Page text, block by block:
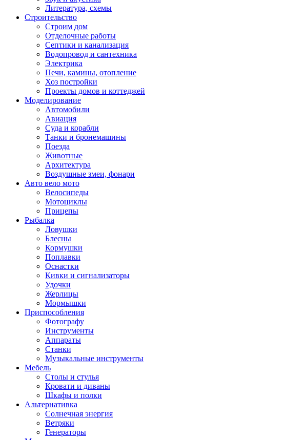
Литература, схемы
Строительство
Строим дом
Отделочные работы
Септики и канализация
Водопровод и сантехника
Электрика
Печи, камины, отопление
Хоз постройки
Проекты домов и коттеджей
Моделирование
Автомобили
Авиация
Суда и корабли
Танки и бронемашины
Поезда
Животные
Архитектура
Воздушные змеи, фонари
Авто вело мото
Велосипеды
Мотоциклы
Прицепы
Рыбалка
Ловушки
Блесны
Кормушки
Поплавки
Оснастки
Кивки и сигнализаторы
Удочки
Жерлицы
Мормышки
Приспособления
Фотографу
Инструменты
Аппараты
Станки
Музыкальные инструменты
Мебель
Столы и стулья
Кровати и диваны
Шкафы и полки
Альтернативка
Солнечная энергия
Ветряки
Генераторы